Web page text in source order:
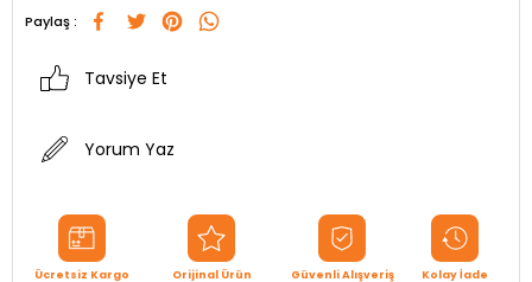
Paylaş :
Tavsiye Et
Yorum Yaz
Ücretsiz Kargo
Orijinal Ürün
Güvenli Alışveriş
Kolay İade